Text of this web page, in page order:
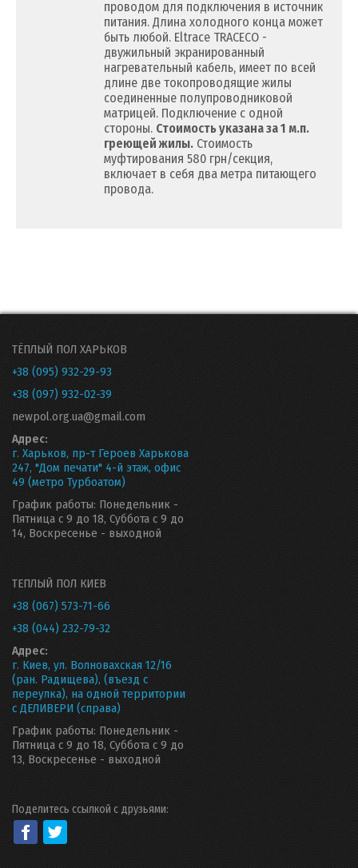
проводом для подключения в источник
питания. Длина холодного конца может
быть любой. Eltrace TRACECO -
двужильный экранированный
нагревательный кабель, имеет по всей
длине две токопроводящие жилы
соединенные полупроводниковой
матрицей. Подключение с одной
стороны. Стоимость указана за 1 м.п.
греющей жилы. Стоимость
муфтирования 580 грн/секция,
включает в себя два метра питающего
провода.
ТЁПЛЫЙ ПОЛ ХАРЬКОВ
+38 (095) 932-29-93
+38 (097) 932-02-39
newpol.org.ua@gmail.com
Адрес:
г. Харьков, пр-т Героев Харькова
247, "Дом печати" 4-й этаж, офис
49 (метро Турбоатом)
График работы: Понедельник -
Пятница с 9 до 18, Суббота с 9 до
14, Воскресенье - выходной
ТЕПЛЫЙ ПОЛ КИЕВ
+38 (067) 573-71-66
+38 (044) 232-79-32
Адрес:
г. Киев, ул. Волновахская 12/16
(ран. Радищева), (въезд с
переулка), на одной территории
с ДЕЛИВЕРИ (справа)
График работы: Понедельник -
Пятница с 9 до 18, Суббота с 9 до
13, Воскресенье - выходной
Поделитесь ссылкой с друзьями: